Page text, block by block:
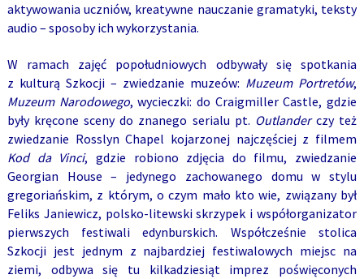
aktywowania uczniów, kreatywne nauczanie gramatyki, teksty
audio – sposoby ich wykorzystania.
W ramach zajęć popołudniowych odbywały się spotkania
z kulturą Szkocji – zwiedzanie muzeów: Muzeum Portretów,
Muzeum Narodowego, wycieczki: do Craigmiller Castle, gdzie
były kręcone sceny do znanego serialu pt. Outlander czy też
zwiedzanie Rosslyn Chapel kojarzonej najczęściej z filmem
Kod da Vinci, gdzie robiono zdjęcia do filmu, zwiedzanie
Georgian House – jedynego zachowanego domu w stylu
gregoriańskim, z którym, o czym mało kto wie, związany był
Feliks Janiewicz, polsko-litewski skrzypek i współorganizator
pierwszych festiwali edynburskich. Współcześnie stolica
Szkocji jest jednym z najbardziej festiwalowych miejsc na
ziemi, odbywa się tu kilkadziesiąt imprez poświęconych